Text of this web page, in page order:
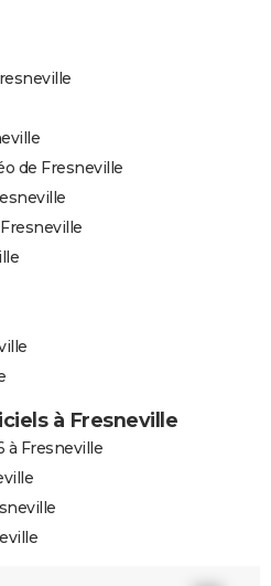
de Fresneville
à Fresneville
à Fresneville